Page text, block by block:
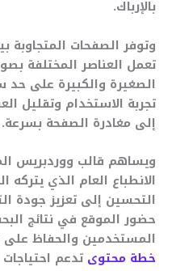
بالإرباك.
وتوفر الصفحات المتجاوبة
تعمل العناصر المختلفة
الصغيرة والكبيرة على
تجربة الاستخدام وتقليل
إلى مغادرة الصفحة بسرعة.
ويساهم قالب ووردبريس
الانطباع العام الذي
التحسين إلى تعزيز جودة
حضور الموقع في نتائج
المستخدمين والحفاظ
خطة محتوى تدعم